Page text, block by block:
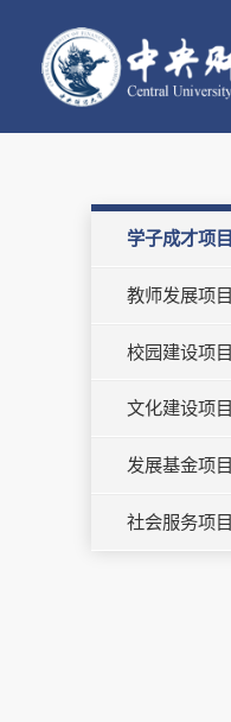
学子成才项目
教师发展项目
校园建设项目
文化建设项目
发展基金项目
社会服务项目